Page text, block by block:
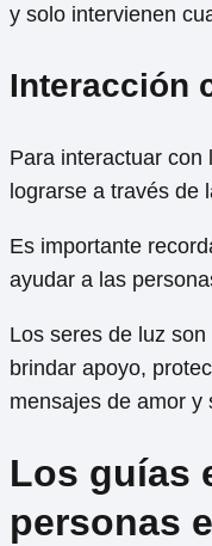
y solo intervienen
Interacción
Para interactuar
lograrse a través de
Es importante
ayudar a las
Los seres de luz
brindar apoyo,
mensajes de amor
Los guías
personas